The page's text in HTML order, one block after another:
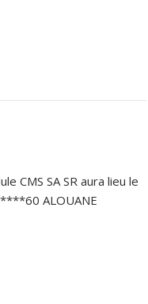
CMS SA SR aura lieu le
ALOUANE